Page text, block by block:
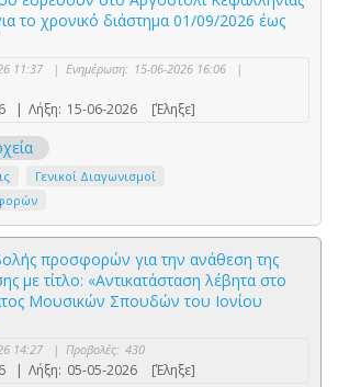
το χρονικό διάστημα 01/09/2026 έως
11:37 | Ενημέρωση: 15-06-2026 16:06
|
| Λήξη: 15-06-2026 [Έληξε]
Γενικοί Διαγωνισμοί
προσφορών για την ανάθεση της
με τίτλο: «Αντικατάσταση λέβητα στο
Μουσικών Σπουδών του Ιονίου
14:27 | Προβολές: 430
| Λήξη: 05-05-2026 [Έληξε]